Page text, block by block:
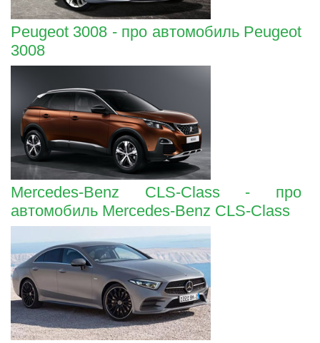
Peugeot 3008 - про автомобиль Peugeot
3008
Mercedes-Benz CLS-Class - про
автомобиль Mercedes-Benz CLS-Class